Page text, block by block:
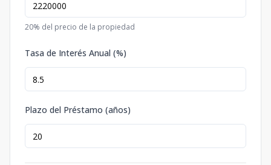
20% del precio de la propiedad
Tasa de Interés Anual (%)
Plazo del Préstamo (años)